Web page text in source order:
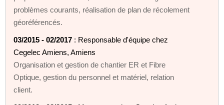
problèmes courants, réalisation de plan de récolement
géoréférencés.
03/2015 - 02/2017 : Responsable d'équipe chez
Cegelec Amiens, Amiens
Organisation et gestion de chantier ER et Fibre
Optique, gestion du personnel et matériel, relation
client.